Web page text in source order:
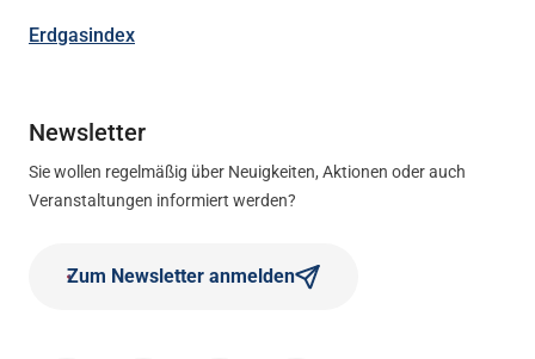
Erdgasindex
Newsletter
Sie wollen regelmäßig über Neuigkeiten, Aktionen oder auch
Veranstaltungen informiert werden?
Zum Newsletter anmelden